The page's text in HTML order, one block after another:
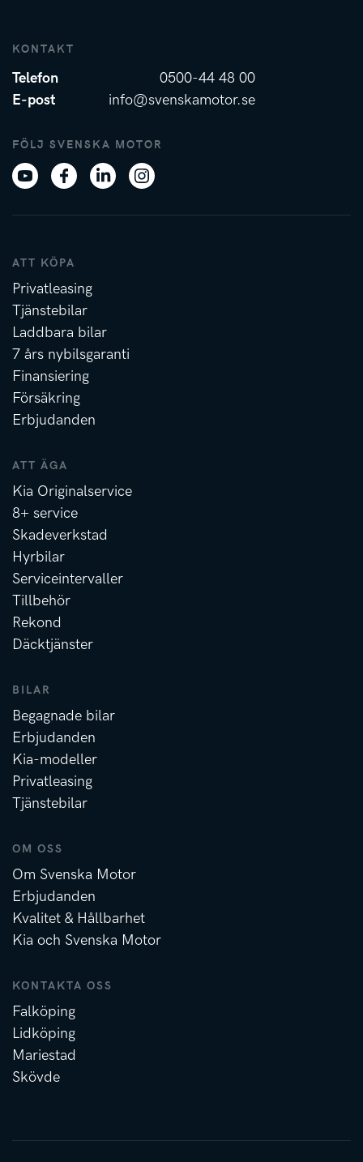
KONTAKT
Telefon
0500-44 48 00
E-post
info@svenskamotor.se
FÖLJ SVENSKA MOTOR
ATT KÖPA
Privatleasing
Tjänstebilar
Laddbara bilar
7 års nybilsgaranti
Finansiering
Försäkring
Erbjudanden
ATT ÄGA
Kia Originalservice
8+ service
Skadeverkstad
Hyrbilar
Serviceintervaller
Tillbehör
Rekond
Däcktjänster
BILAR
Begagnade bilar
Erbjudanden
Kia-modeller
Privatleasing
Tjänstebilar
OM OSS
Om Svenska Motor
Erbjudanden
Kvalitet & Hållbarhet
Kia och Svenska Motor
KONTAKTA OSS
Falköping
Lidköping
Mariestad
Skövde